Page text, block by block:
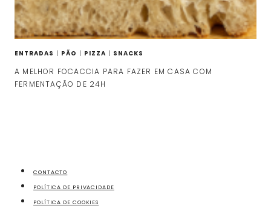
ENTRADAS | PÃO | PIZZA | SNACKS
A MELHOR FOCACCIA PARA FAZER EM CASA COM
FERMENTAÇÃO DE 24H
CONTACTO
POLÍTICA DE PRIVACIDADE
POLÍTICA DE COOKIES